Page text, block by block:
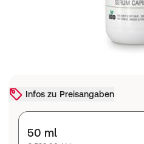
Infos zu Preisangaben
50 ml